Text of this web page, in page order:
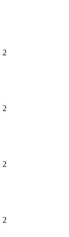
2
2
2
2